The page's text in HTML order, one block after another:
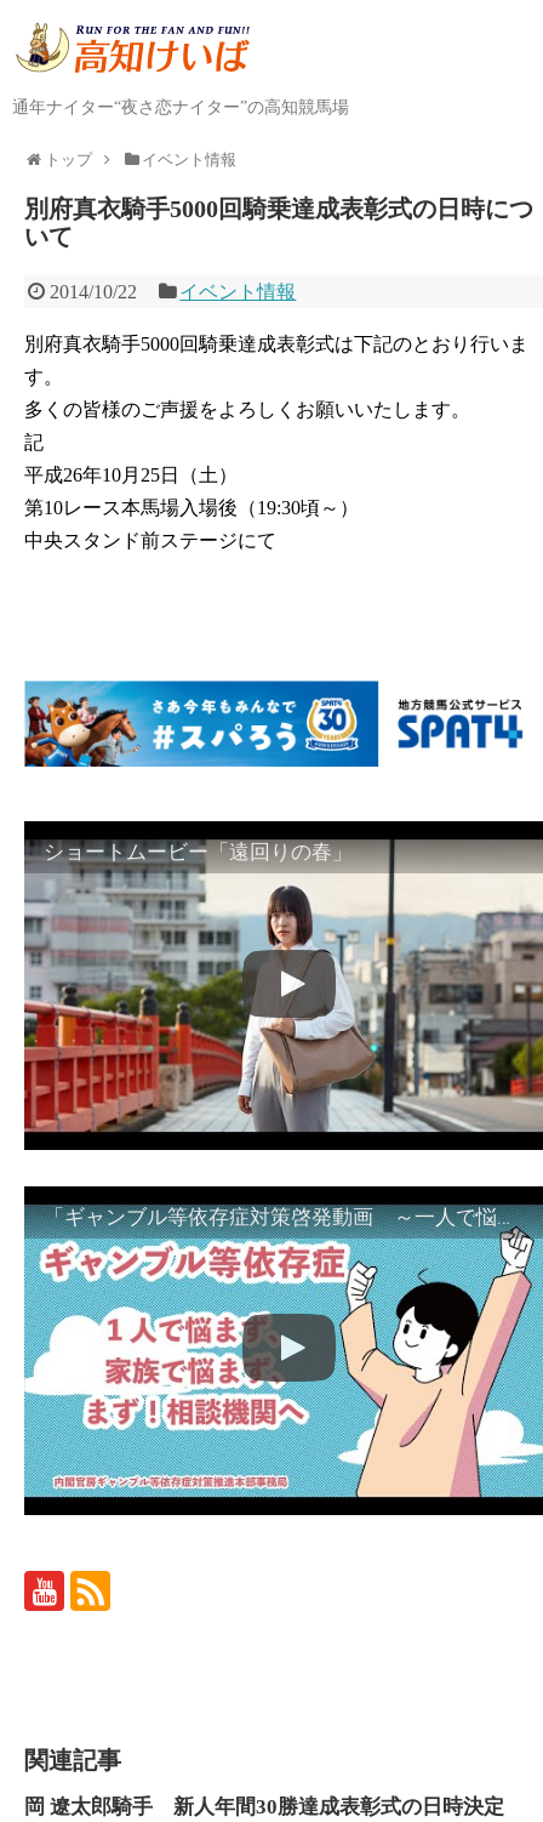
通年ナイター“夜さ恋ナイター”の高知競馬場
トップ イベント情報
別府真衣騎手5000回騎乗達成表彰式の日時につ
いて
2014/10/22 イベント情報
別府真衣騎手5000回騎乗達成表彰式は下記のとおり行いま
す。
多くの皆様のご声援をよろしくお願いいたします。
記
平成26年10月25日（土）
第10レース本馬場入場後（19:30頃～）
中央スタンド前ステージにて
ショートムービー「遠回りの春」
「ギャンブル等依存症対策啓発動画 ～一人で悩まず、家族で悩まず、まず！相談機関へ～」
関連記事
岡 遼太郎騎手 新人年間30勝達成表彰式の日時決定